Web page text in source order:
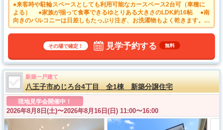
●来客時や駐輪スペースとしても利用可能なカースペース2台可（車種に
よる） ●家族が揃って食事できるゆとりある大きさのLDK約16帖 ●南
向きのバルコニーは日差しもたっぷり注ぎ、お洗濯物もよく乾きます。
●ご家族の様子を確認しながら調理ができる対面キッチン ●排気熱を上
つでもおいしいお水が飲める浄水器一体型水栓も完備
その場で確定！ 見学予約する 無料
新築一戸建て
八王子市めじろ台4丁目 全1棟 新築分譲住宅
現地見学会開催中！
2026年8月8日(土)〜2026年8月16日(日) 11:00〜16:00